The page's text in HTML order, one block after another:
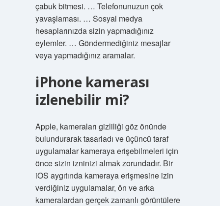
çabuk bitmesi. … Telefonunuzun çok
yavaşlaması. … Sosyal medya
hesaplarınızda sizin yapmadığınız
eylemler. … Göndermediğiniz mesajlar
veya yapmadığınız aramalar.
iPhone kamerası
izlenebilir mi?
Apple, kameraları gizliliği göz önünde
bulundurarak tasarladı ve üçüncü taraf
uygulamalar kameraya erişebilmeleri için
önce sizin izninizi almak zorundadır. Bir
iOS aygıtında kameraya erişmesine izin
verdiğiniz uygulamalar, ön ve arka
kameralardan gerçek zamanlı görüntülere